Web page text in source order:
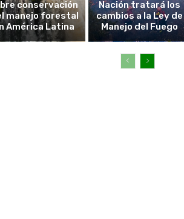
conservación
manejo forestal
América Latina
Nación tratará los
cambios a la Ley de
Manejo del Fuego